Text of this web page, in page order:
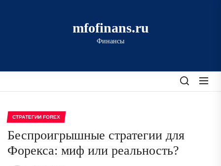
mfofinans.ru
Финансы
СТРАТЕГИИ FOREX
Беспроигрышные стратегии для
Форекса: миф или реальность?